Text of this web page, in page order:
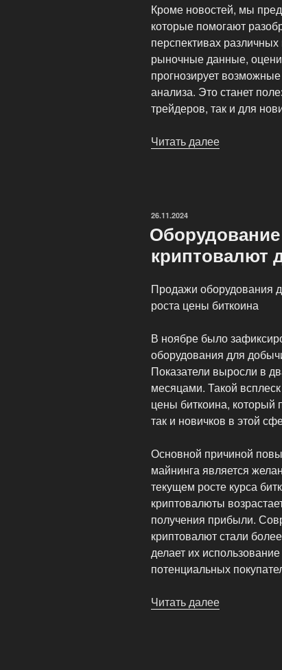
Кроме новостей, мы
которые помогают
перспективах
рыночные данные,
прогнозирует
анализа. Это станет
трейдеров, так и для
Читать далее
Mining
News»
ОПУБЛИКОВАНО
26.11.2024
криптовалют
Продажи оборудования
роста цены биткоина
В ноябре было
оборудования для
Показатели выросли в
месяцами. Такой
цены биткоина, который
так и новичков в этой
Основной причиной
майнинга является
текущем росте курса
криптовалюты
получения прибыли.
криптовалют стали
делает их
потенциальных
Читать далее